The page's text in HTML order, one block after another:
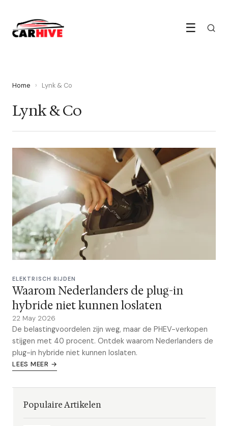
☰
Home › Lynk & Co
Lynk & Co
ELEKTRISCH RIJDEN
Waarom Nederlanders de plug-in
hybride niet kunnen loslaten
22 May 2026
De belastingvoordelen zijn weg, maar de PHEV-verkopen
stijgen met 40 procent. Ontdek waarom Nederlanders de
plug-in hybride niet kunnen loslaten.
LEES MEER →
Populaire Artikelen